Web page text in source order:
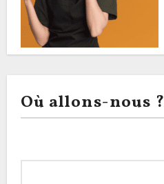
Où allons-nous ?